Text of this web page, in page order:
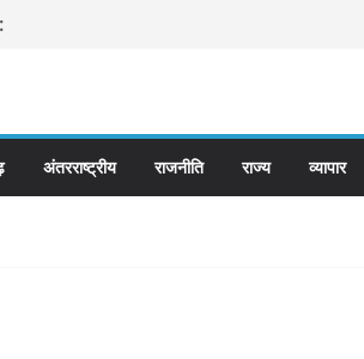
अंतरराष्ट्रीय राजनीति राज्य व्यापार